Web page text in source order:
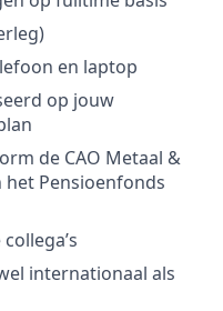
en laptop
op jouw
de CAO Metaal &
het Pensioenfonds
internationaal als